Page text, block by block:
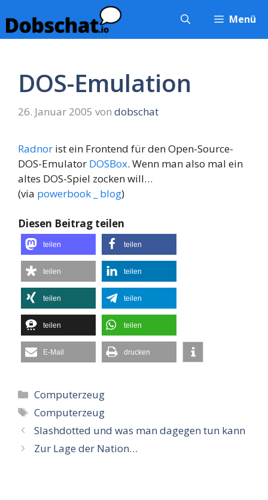
Inhalt
springen
Menü
DOS-Emulation
26. Januar 2005 von dobschat
Radnor ist ein Frontend für den Open-Source-
DOS-Emulator DOSBox. Wenn man also mal ein
altes DOS-Spiel zocken will…
(via powerbook _ blog)
Diesen Beitrag teilen
teilen teilen
teilen teilen
teilen teilen
teilen teilen
E-Mail drucken
Kategorien
Computerzeug
Schlagwörter
Computerzeug
Slashdotted und was man dagegen tun kann
Zur Lage der Nation…